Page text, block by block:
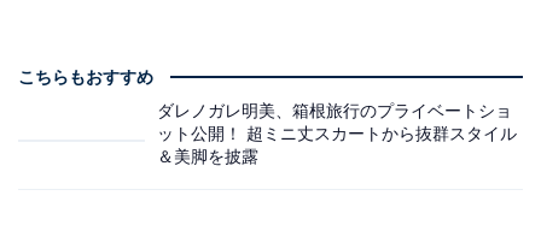
こちらもおすすめ
ダレノガレ明美、箱根旅行のプライベートショ
ット公開！ 超ミニ丈スカートから抜群スタイル
＆美脚を披露